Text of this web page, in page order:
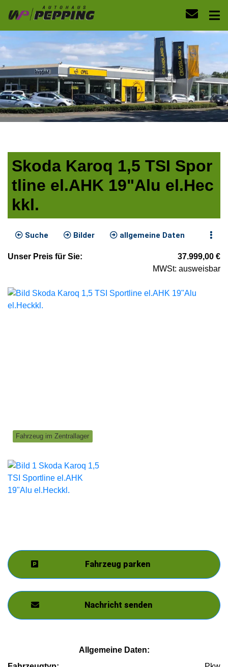
Skoda Karoq 1,5 TSI Spor
tline el.AHK 19"Alu el.Hec
kkl.
Suche Bilder allgemeine Daten
Unser Preis für Sie: 37.999,00 €
MWSt: ausweisbar
Fahrzeug im Zentrallager
Fahrzeug parken
Nachricht senden
Allgemeine Daten: